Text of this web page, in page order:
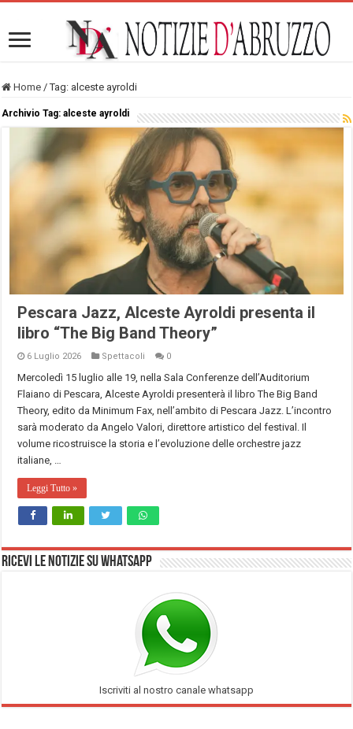
Home / Tag: alceste ayroldi
Archivio Tag:alceste ayroldi
Pescara Jazz, Alceste Ayroldi presenta il
libro “The Big Band Theory”
6 Luglio 2026 Spettacoli 0
Mercoledì 15 luglio alle 19, nella Sala Conferenze dell’Auditorium
Flaiano di Pescara, Alceste Ayroldi presenterà il libro The Big Band
Theory, edito da Minimum Fax, nell’ambito di Pescara Jazz. L’incontro
sarà moderato da Angelo Valori, direttore artistico del festival. Il
volume ricostruisce la storia e l’evoluzione delle orchestre jazz
italiane, …
Leggi Tutto »
Ricevi le notizie su Whatsapp
Iscriviti al nostro canale whatsapp